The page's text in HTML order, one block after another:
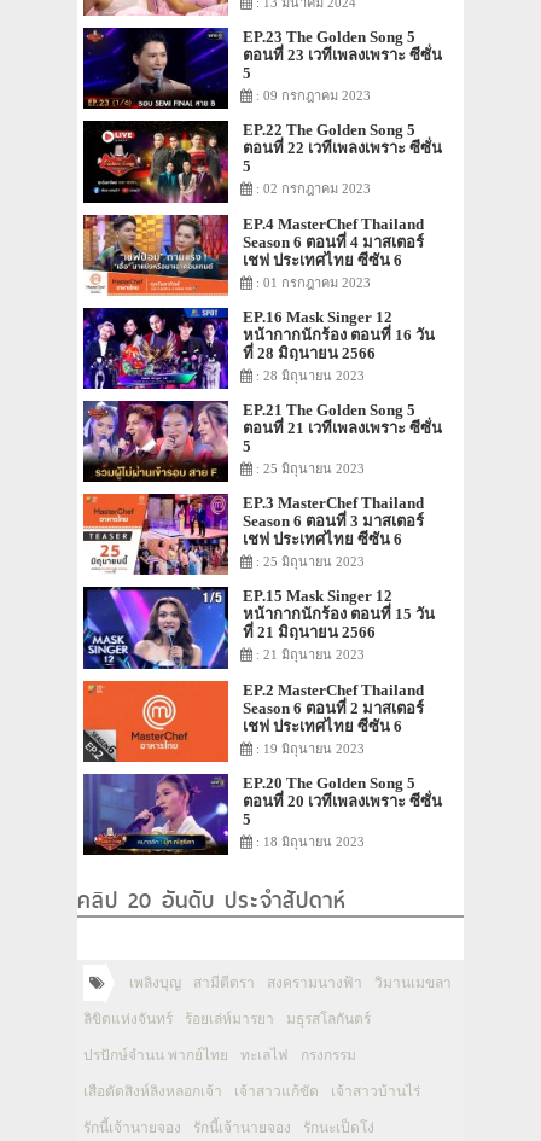
EP.23 The Golden Song 5
ตอนที่ 23 เวทีเพลงเพราะ ซีซั่น
5
: 09 กรกฎาคม 2023
EP.22 The Golden Song 5
ตอนที่ 22 เวทีเพลงเพราะ ซีซั่น
5
: 02 กรกฎาคม 2023
EP.4 MasterChef Thailand
Season 6 ตอนที่ 4 มาสเตอร์
เชฟ ประเทศไทย ซีซัน 6
: 01 กรกฎาคม 2023
EP.16 Mask Singer 12
หน้ากากนักร้อง ตอนที่ 16 วัน
ที่ 28 มิถุนายน 2566
: 28 มิถุนายน 2023
EP.21 The Golden Song 5
ตอนที่ 21 เวทีเพลงเพราะ ซีซั่น
5
: 25 มิถุนายน 2023
EP.3 MasterChef Thailand
Season 6 ตอนที่ 3 มาสเตอร์
เชฟ ประเทศไทย ซีซัน 6
: 25 มิถุนายน 2023
EP.15 Mask Singer 12
หน้ากากนักร้อง ตอนที่ 15 วัน
ที่ 21 มิถุนายน 2566
: 21 มิถุนายน 2023
EP.2 MasterChef Thailand
Season 6 ตอนที่ 2 มาสเตอร์
เชฟ ประเทศไทย ซีซัน 6
: 19 มิถุนายน 2023
EP.20 The Golden Song 5
ตอนที่ 20 เวทีเพลงเพราะ ซีซั่น
5
: 18 มิถุนายน 2023
คลิป 20 อันดับ ประจำสัปดาห์
เพลิงบุญ สามีตีตรา สงครามนางฟ้า วิมานเมขลา
ลิขิตแห่งจันทร์ ร้อยเล่ห์มารยา มธุรสโลกันตร์
ปรปักษ์จำนน พากย์ไทย ทะเลไฟ กรงกรรม
เสือตัดสิงห์ลิงหลอกเจ้า เจ้าสาวแก้ขัด เจ้าสาวบ้านไร่
รักนี้เจ้านายจอง รักนี้เจ้านายจอง รักนะเป็ดโง่